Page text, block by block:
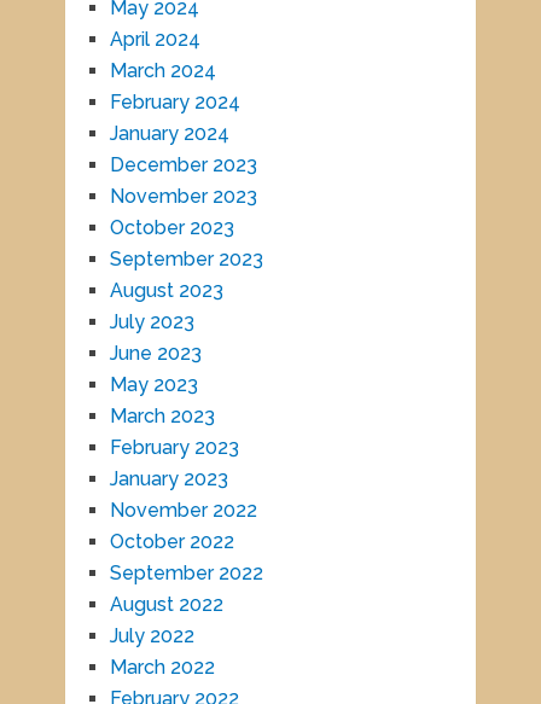
May 2024
April 2024
March 2024
February 2024
January 2024
December 2023
November 2023
October 2023
September 2023
August 2023
July 2023
June 2023
May 2023
March 2023
February 2023
January 2023
November 2022
October 2022
September 2022
August 2022
July 2022
March 2022
February 2022